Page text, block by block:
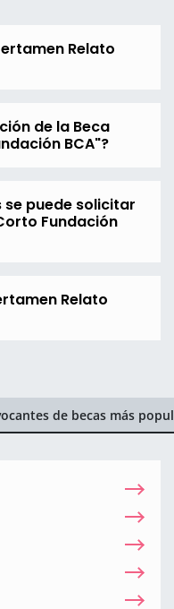
Relato
de la Beca
BCA"?
se puede solicitar
Fundación
Relato
de becas más